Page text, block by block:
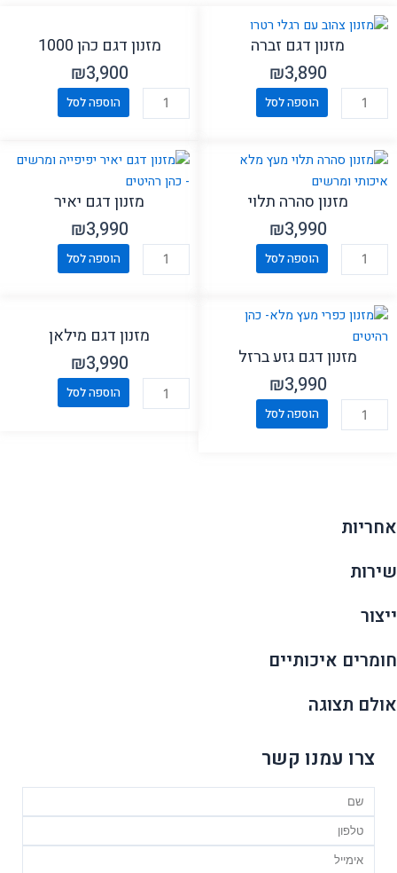
מזנון דגם זברה
₪3,890
כמות
של
דגם
זברה
הוספה לסל
מזנון דגם כהן 1000
₪3,900
כמות
של
דגם
כהן
הוספה לסל
מזנון סהרה תלוי
₪3,990
כמות
של
סהרה
תלוי
הוספה לסל
מזנון דגם יאיר
₪3,990
כמות
של
הוספה לסל
מזנון דגם גזע ברזל
₪3,990
כמות
של
הוספה לסל
מזנון דגם מילאן
₪3,990
כמות
של
הוספה לסל
אחריות
שירות
ייצור
חומרים איכותיים
אולם תצוגה
צרו עמנו קשר
Name
טלפון
Email